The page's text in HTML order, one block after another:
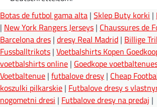
Botas de futbol gama alta | Sklep Buty korki |
| New York Rangers Jerseys | Chaussures de
Barcelona dres | dresy Real Madrid | Billige
Fussballtrikots | Voetbalshirts Kopen
voetbalshirts online | Goedkope
Voetbaltenue | futbalove dresy | Cheap
koszulki pilkarskie | Futbalove dresy s
nogometni dresi | Futbalove dresy na predaj |